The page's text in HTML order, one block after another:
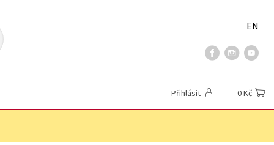
EN
Přihlásit 0 Kč